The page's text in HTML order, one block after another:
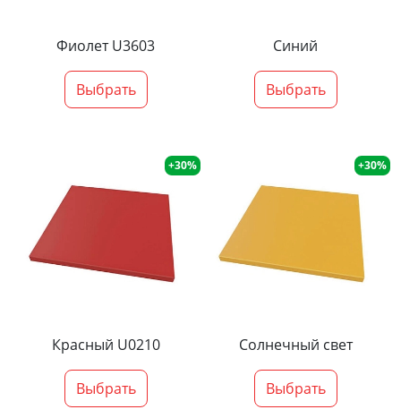
Фиолет U3603
Выбрать
Синий
Выбрать
+30%
Красный U0210
Выбрать
+30%
Солнечный свет
Выбрать